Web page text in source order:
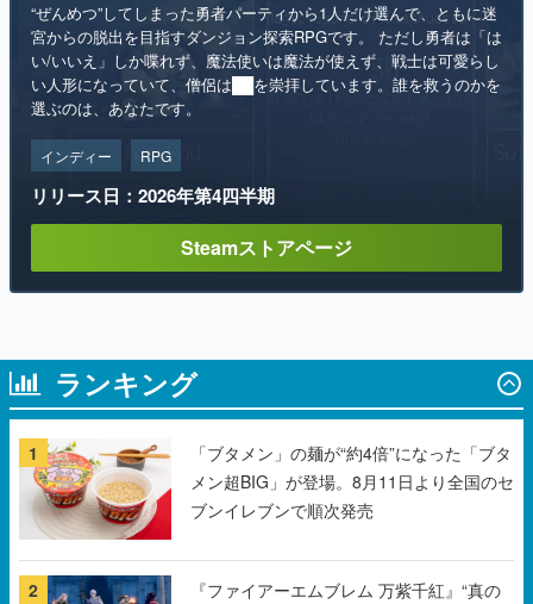
“ぜんめつ”してしまった勇者パーティから1人だけ選んで、ともに迷
宮からの脱出を目指すダンジョン探索RPGです。 ただし勇者は「は
い/いいえ」しか喋れず、魔法使いは魔法が使えず、戦士は可愛らし
い人形になっていて、僧侶は██を崇拝しています。誰を救うのかを
選ぶのは、あなたです。
インディー RPG
リリース日：2026年第4四半期
Steamストアページ
ランキング
1
「ブタメン」の麺が“約4倍”になった「ブタ
メン超BIG」が登場。8月11日より全国のセ
ブンイレブンで順次発売
2
『ファイアーエムブレム 万紫千紅』“真の